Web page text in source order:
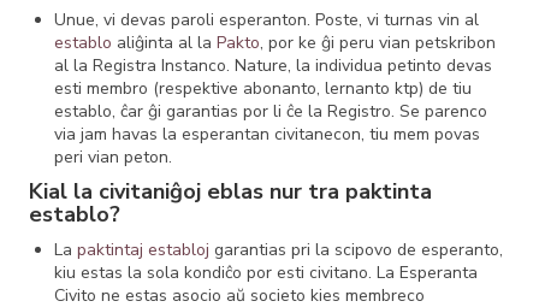
Unue, vi devas paroli esperanton. Poste, vi turnas vin al
establo aliĝinta al la Pakto, por ke ĝi peru vian petskribon
al la Registra Instanco. Nature, la individua petinto devas
esti membro (respektive abonanto, lernanto ktp) de tiu
establo, ĉar ĝi garantias por li ĉe la Registro. Se parenco
via jam havas la esperantan civitanecon, tiu mem povas
peri vian peton.
Kial la civitaniĝoj eblas nur tra paktinta
establo?
La paktintaj establoj garantias pri la scipovo de esperanto,
kiu estas la sola kondiĉo por esti civitano. La Esperanta
Civito ne estas asocio aŭ societo kies membreco